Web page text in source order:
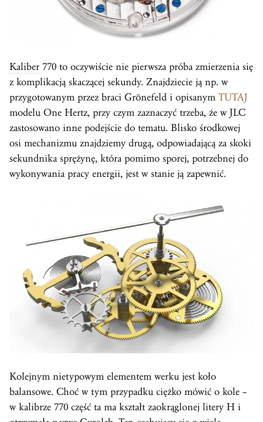
Kaliber 770 to oczywiście nie pierwsza próba zmierzenia się
z komplikacją skaczącej sekundy. Znajdziecie ją np. w
przygotowanym przez braci Grönefeld i opisanym TUTAJ
modelu One Hertz, przy czym zaznaczyć trzeba, że w JLC
zastosowano inne podejście do tematu. Blisko środkowej
osi mechanizmu znajdziemy drugą, odpowiadającą za skoki
sekundnika sprężynę, która pomimo sporej, potrzebnej do
wykonywania pracy energii, jest w stanie ją zapewnić.
Kolejnym nietypowym elementem werku jest koło
balansowe. Choć w tym przypadku ciężko mówić o kole –
w kalibrze 770 część ta ma kształt zaokrąglonej litery H i